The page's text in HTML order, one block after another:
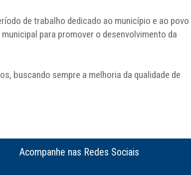
de trabalho dedicado ao município e ao povo
para promover o desenvolvimento da
buscando sempre a melhoria da qualidade de
Acompanhe nas Redes Sociais